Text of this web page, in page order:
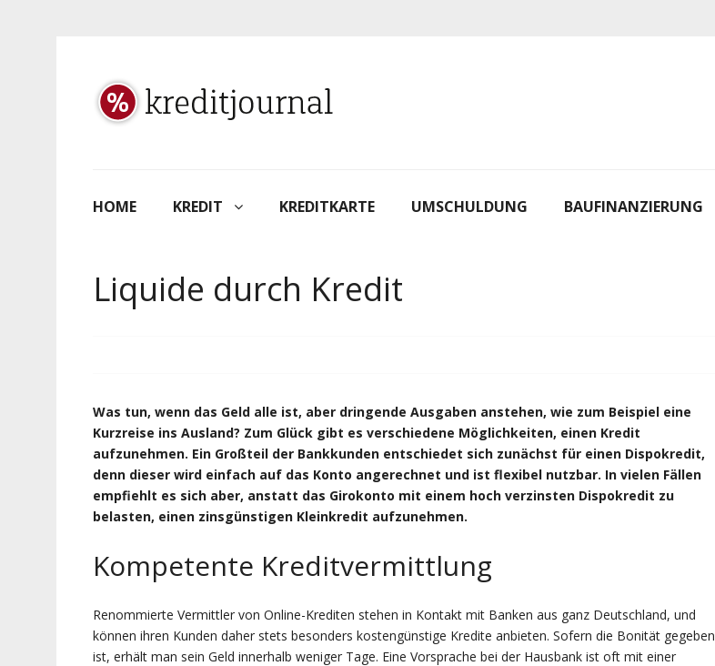
HOME KREDIT KREDITKARTE UMSCHULDUNG BAUFINANZIERUNG
Liquide durch Kredit
Was tun, wenn das Geld alle ist, aber dringende Ausgaben anstehen, wie zum Beispiel eine
Kurzreise ins Ausland? Zum Glück gibt es verschiedene Möglichkeiten, einen Kredit
aufzunehmen. Ein Großteil der Bankkunden entschiedet sich zunächst für einen Dispokredit,
denn dieser wird einfach auf das Konto angerechnet und ist flexibel nutzbar. In vielen Fällen
empfiehlt es sich aber, anstatt das Girokonto mit einem hoch verzinsten Dispokredit zu
belasten, einen zinsgünstigen Kleinkredit aufzunehmen.
Kompetente Kreditvermittlung
Renommierte Vermittler von Online-Krediten stehen in Kontakt mit Banken aus ganz Deutschland, und
können ihren Kunden daher stets besonders kostengünstige Kredite anbieten. Sofern die Bonität gegeben
ist, erhält man sein Geld innerhalb weniger Tage. Eine Vorsprache bei der Hausbank ist oft mit einer